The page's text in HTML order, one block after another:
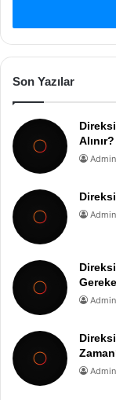
Son Yazılar
Alınır?
Admin
Admin
Admin
Admin